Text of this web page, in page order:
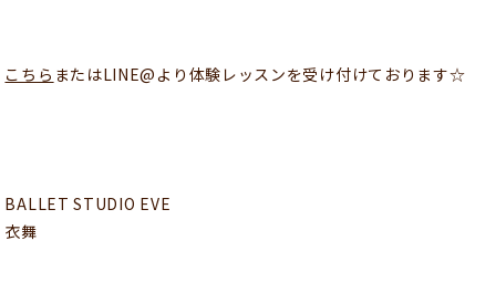
こちら またはLINE@より体験レッスンを受け付けております☆
BALLET STUDIO EVE
衣舞